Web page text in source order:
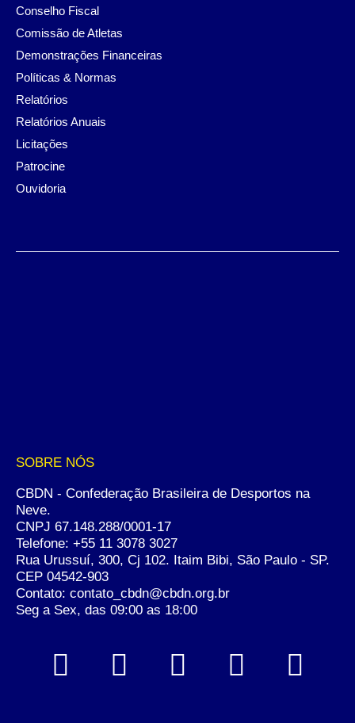
Conselho Fiscal
Comissão de Atletas
Demonstrações Financeiras
Políticas & Normas
Relatórios
Relatórios Anuais
Licitações
Patrocine
Ouvidoria
SOBRE NÓS
CBDN - Confederação Brasileira de Desportos na
Neve.
CNPJ 67.148.288/0001-17
Telefone: +55 11 3078 3027
Rua Urussuí, 300, Cj 102. Itaim Bibi, São Paulo - SP.
CEP 04542-903
Contato: contato_cbdn@cbdn.org.br
Seg a Sex, das 09:00 as 18:00